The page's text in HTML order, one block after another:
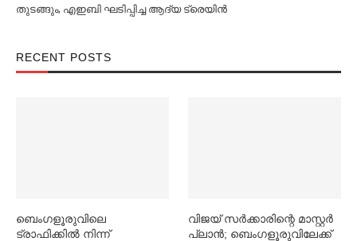
തുടങ്ങും, എഇബി ഘടിപ്പിച്ച ആദ്യ ട്രെയിന്‍
RECENT POSTS
ബെംഗളൂരുവിലെ
ട്രാഫിക്കില്‍ നിന്ന്
വിജയ് സര്‍ക്കാരിന്റെ മാസ്റ്റര്‍
പ്ലാന്‍; ബെംഗളൂരുവിലേക്ക്